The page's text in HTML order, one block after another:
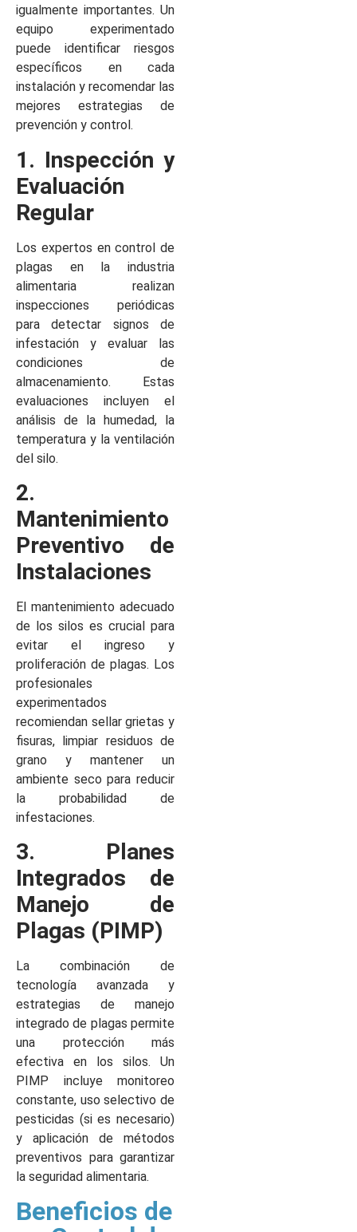
igualmente importantes. Un
equipo experimentado
puede identificar riesgos
específicos en cada
instalación y recomendar las
mejores estrategias de
prevención y control.
1. Inspección y
Evaluación
Regular
Los expertos en control de
plagas en la industria
alimentaria realizan
inspecciones periódicas
para detectar signos de
infestación y evaluar las
condiciones de
almacenamiento. Estas
evaluaciones incluyen el
análisis de la humedad, la
temperatura y la ventilación
del silo.
2.
Mantenimiento
Preventivo de
Instalaciones
El mantenimiento adecuado
de los silos es crucial para
evitar el ingreso y
proliferación de plagas. Los
profesionales
experimentados
recomiendan sellar grietas y
fisuras, limpiar residuos de
grano y mantener un
ambiente seco para reducir
la probabilidad de
infestaciones.
3. Planes
Integrados de
Manejo de
Plagas (PIMP)
La combinación de
tecnología avanzada y
estrategias de manejo
integrado de plagas permite
una protección más
efectiva en los silos. Un
PIMP incluye monitoreo
constante, uso selectivo de
pesticidas (si es necesario)
y aplicación de métodos
preventivos para garantizar
la seguridad alimentaria.
Beneficios de